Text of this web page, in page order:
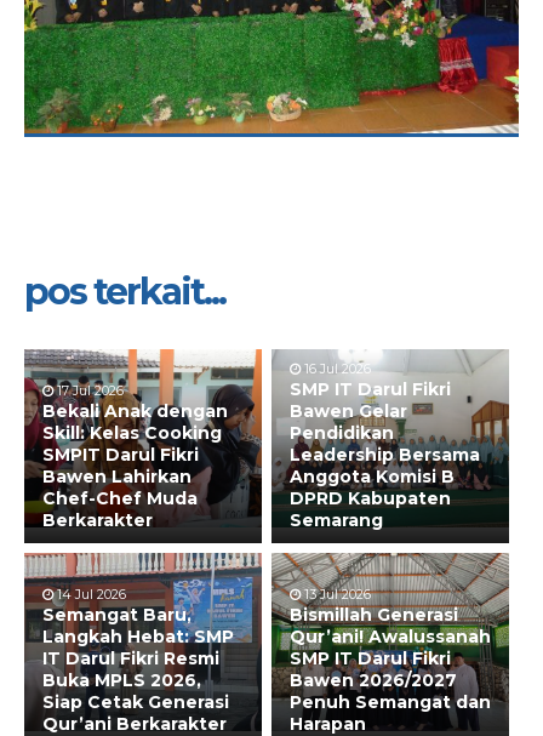
pos terkait...
17 Jul 2026
Bekali Anak dengan
Skill: Kelas Cooking
SMPIT Darul Fikri
Bawen Lahirkan
Chef-Chef Muda
Berkarakter
16 Jul 2026
SMP IT Darul Fikri
Bawen Gelar
Pendidikan
Leadership Bersama
Anggota Komisi B
DPRD Kabupaten
Semarang
14 Jul 2026
Semangat Baru,
Langkah Hebat: SMP
IT Darul Fikri Resmi
Buka MPLS 2026,
Siap Cetak Generasi
Qur’ani Berkarakter
13 Jul 2026
Bismillah Generasi
Qur’ani! Awalussanah
SMP IT Darul Fikri
Bawen 2026/2027
Penuh Semangat dan
Harapan